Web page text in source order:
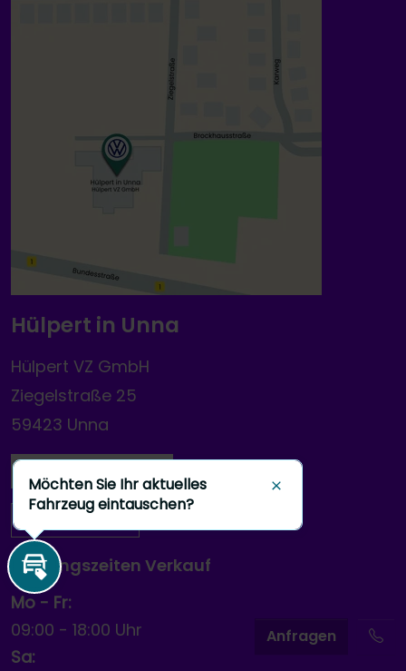
Anfragen
Hülpert in Unna
Hülpert VZ GmbH
Ziegelstraße 25
59423 Unna
Route planen
Öffnungszeiten Verkauf
Mo - Fr:
09:00 - 18:00 Uhr
Sa:
Inzahlungnahme
Möchten Sie Ihr aktuelles
Fahrzeug eintauschen?
Schließen